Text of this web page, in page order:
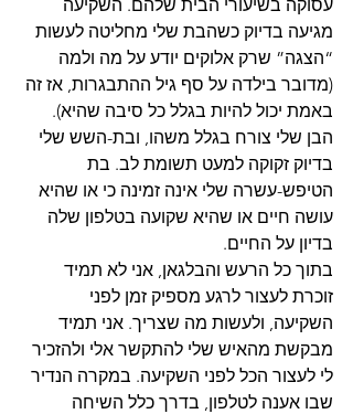
עסוקה בשיעורי הבית שלהם. השקיעה
מגיעה בדיוק כשהבת שלי מחליטה לעשות
“הצגה” שרק אלוקים יודע על מה ולמה
(מדובר בילדה על סף גיל ההתבגרות, אז זה
באמת יכול להיות בגלל כל סיבה שהיא).
הבן שלי צורח בגלל משהו, ובת-השש שלי
בדיוק זקוקה למעט תשומת לב. בת
הטיפש-עשרה שלי אינה זמינה כי או שהיא
עושה חיים או שהיא שקועה בטלפון שלה
בדיון על החיים.
בתוך כל הרעש והבלגאן, אני לא תמיד
זוכרת לעצור לרגע מספיק זמן לפני
השקיעה, ולעשות מה שצריך. אני תמיד
מבקשת מהאיש שלי להתקשר אלי ולהזכיר
לי לעצור הכל לפני השקיעה. במקרה הנדיר
שבו אענה לטלפון, בדרך כלל השיחה